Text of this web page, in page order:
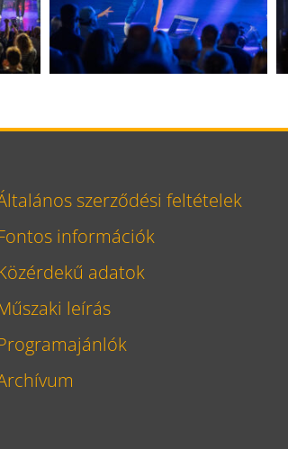
szerződési feltételek
információk
adatok
leírás